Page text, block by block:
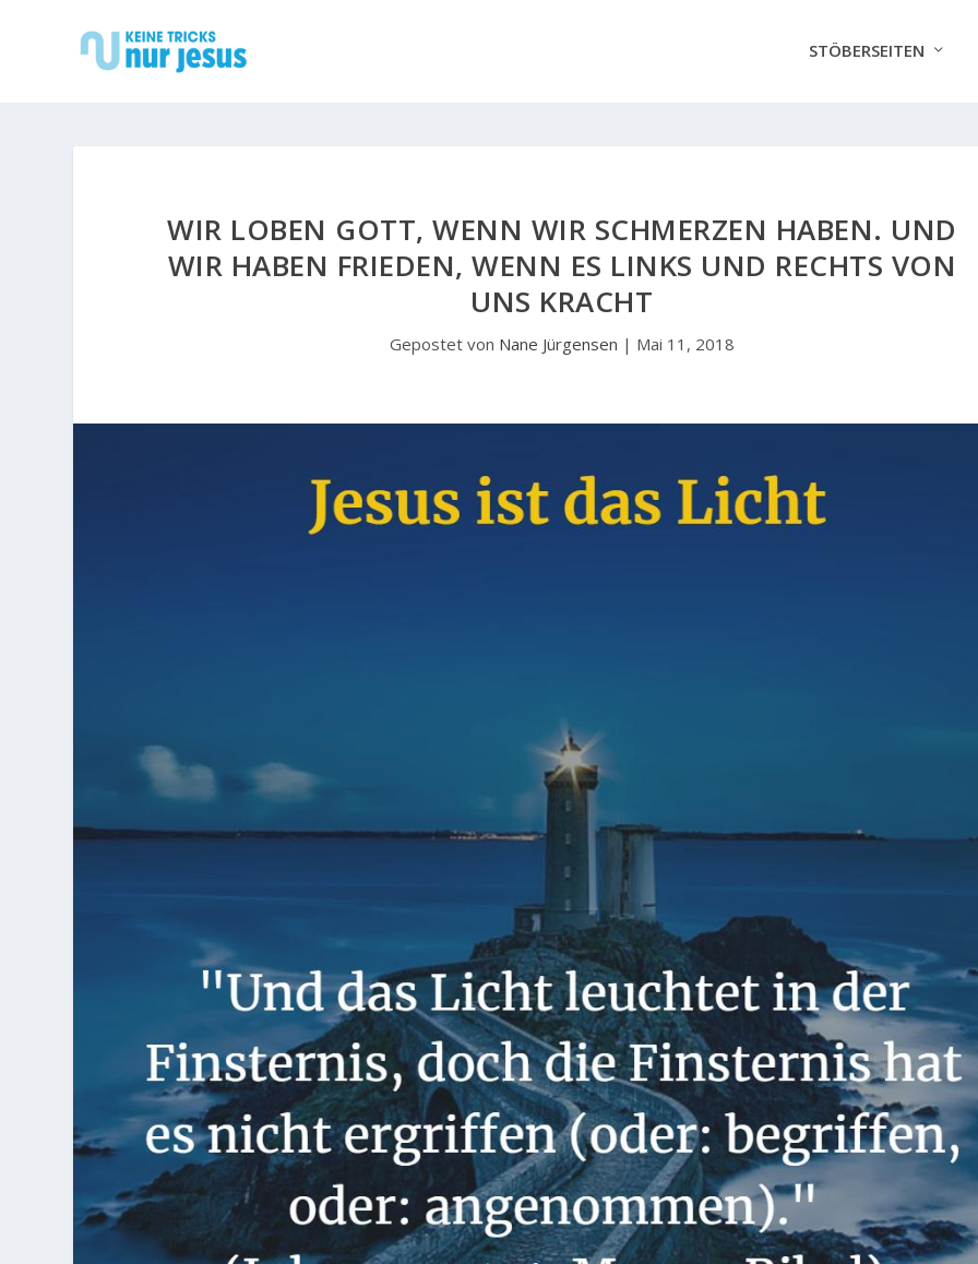
STÖBERSEITEN
WIR LOBEN GOTT, WENN WIR SCHMERZEN HABEN. UND
WIR HABEN FRIEDEN, WENN ES LINKS UND RECHTS VON
UNS KRACHT
Gepostet von Nane Jürgensen | Mai 11, 2018